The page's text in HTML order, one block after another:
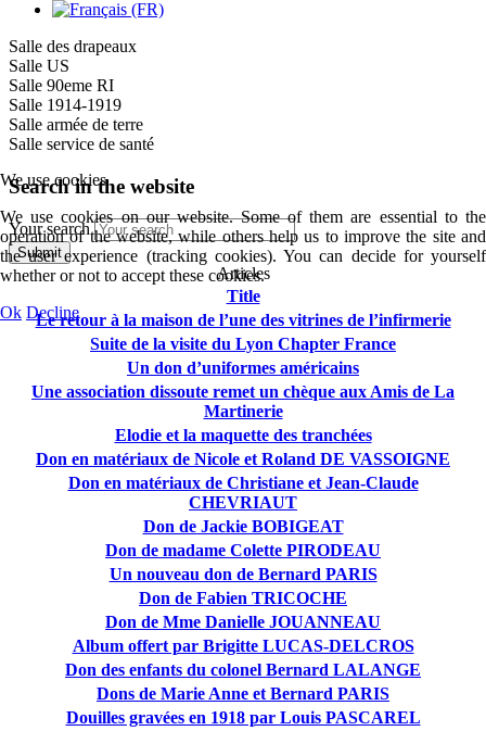
Salle des drapeaux
Salle US
Salle 90eme RI
Salle 1914-1919
Salle armée de terre
Salle service de santé
Search in the website
Your search
Submit
Articles
Title
Le retour à la maison de l’une des vitrines de l’infirmerie
Suite de la visite du Lyon Chapter France
Un don d’uniformes américains
Une association dissoute remet un chèque aux Amis de La
Martinerie
Elodie et la maquette des tranchées
Don en matériaux de Nicole et Roland DE VASSOIGNE
Don en matériaux de Christiane et Jean-Claude
CHEVRIAUT
Don de Jackie BOBIGEAT
Don de madame Colette PIRODEAU
Un nouveau don de Bernard PARIS
Don de Fabien TRICOCHE
Don de Mme Danielle JOUANNEAU
Album offert par Brigitte LUCAS-DELCROS
Don des enfants du colonel Bernard LALANGE
Dons de Marie Anne et Bernard PARIS
Douilles gravées en 1918 par Louis PASCAREL
We use cookies
We use cookies on our website. Some of them are essential to the
operation of the website, while others help us to improve the site and
the user experience (tracking cookies). You can decide for yourself
whether or not to accept these cookies.
Ok Decline